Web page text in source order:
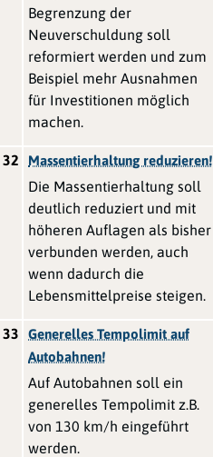
Begrenzung der
Neuverschuldung soll
reformiert werden und zum
Beispiel mehr Ausnahmen
für Investitionen möglich
machen.
32 Massentierhaltung reduzieren!
Die Massentierhaltung soll
deutlich reduziert und mit
höheren Auflagen als bisher
verbunden werden, auch
wenn dadurch die
Lebensmittelpreise steigen.
33
Generelles Tempolimit auf
Autobahnen!
Auf Autobahnen soll ein
generelles Tempolimit z.B.
von 130 km/h eingeführt
werden.